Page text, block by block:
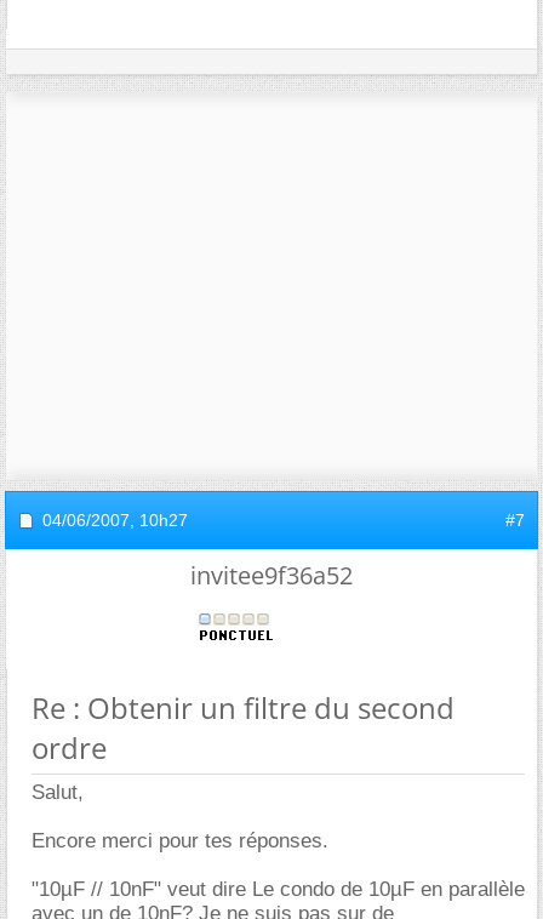
04/06/2007, 10h27 #7
invitee9f36a52
Re : Obtenir un filtre du second
ordre
Salut,
Encore merci pour tes réponses.
"10µF // 10nF" veut dire Le condo de 10µF en parallèle
avec un de 10nF? Je ne suis pas sur de